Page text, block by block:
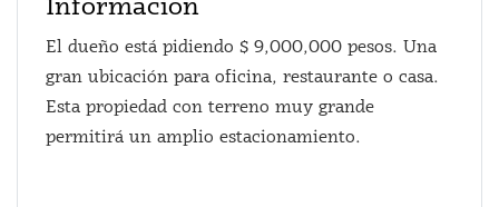
Información
El dueño está pidiendo $ 9,000,000 pesos. Una
gran ubicación para oficina, restaurante o casa.
Esta propiedad con terreno muy grande
permitirá un amplio estacionamiento.